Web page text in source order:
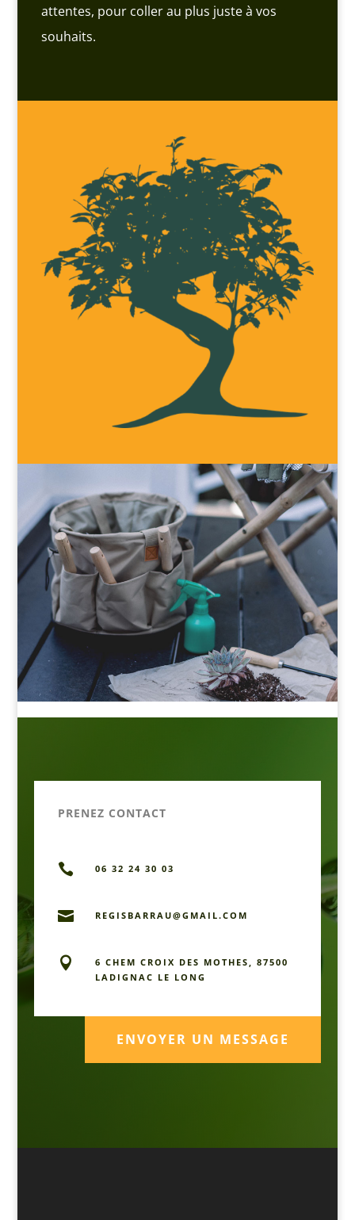
attentes, pour coller au plus juste à vos
souhaits.
PRENEZ CONTACT
 06 32 24 30 03
 REGISBARRAU@GMAIL.COM

6 CHEM CROIX DES MOTHES, 87500
LADIGNAC LE LONG
ENVOYER UN MESSAGE